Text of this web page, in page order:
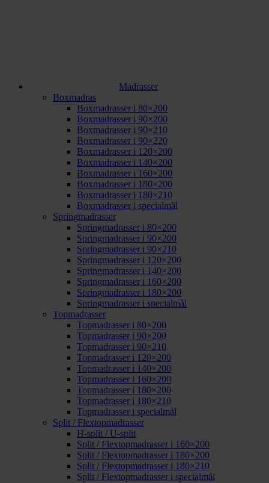
Madrasser
Boxmadras
Boxmadrasser i 80×200
Boxmadrasser i 90×200
Boxmadrasser i 90×210
Boxmadrasser i 90×220
Boxmadrasser i 120×200
Boxmadrasser i 140×200
Boxmadrasser i 160×200
Boxmadrasser i 180×200
Boxmadrasser i 180×210
Boxmadrasser i specialmål
Springmadrasser
Springmadrasser i 80×200
Springmadrasser i 90×200
Springmadrasser i 90×210
Springmadrasser i 120×200
Springmadrasser i 140×200
Springmadrasser i 160×200
Springmadrasser i 180×200
Springmadrasser i specialmål
Topmadrasser
Topmadrasser i 80×200
Topmadrasser i 90×200
Topmadrasser i 90×210
Topmadrasser i 120×200
Topmadrasser i 140×200
Topmadrasser i 160×200
Topmadrasser i 180×200
Topmadrasser i 180×210
Topmadrasser i specialmål
Split / Flextopmadrasser
H-split / U-split
Split / Flextopmadrasser i 160×200
Split / Flextopmadrasser i 180×200
Split / Flextopmadrasser i 180×210
Split / Flextopmadrasser i specialmål